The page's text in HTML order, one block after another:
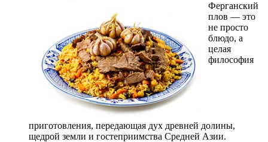
Ферганский
плов — это
не просто
блюдо, а
целая
философия
приготовления, передающая дух древней долины,
щедрой земли и гостеприимства Средней Азии.